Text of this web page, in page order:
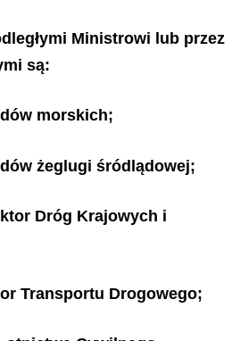
Ministrowi lub przez
są:
morskich;
żeglugi śródlądowej;
Dróg Krajowych i
Transportu Drogowego;